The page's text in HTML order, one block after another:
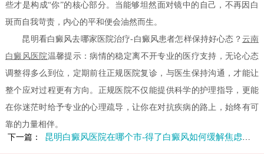
些才是构成“你”的核心部分。当能够坦然面对镜中的自己，不再因白
斑而自我苛责，内心的平和便会油然而生。
昆明看白癜风去哪家医院治疗-白癜风患者怎样保持好心态？ 云南
白癜风医院温馨提示：病情的稳定离不开专业的医疗支持，无论心态
调整得多么到位，定期前往正规医院复诊，与医生保持沟通，才能让
整个应对过程更有方向。正规医院不仅能提供科学的护理指导，更能
在你迷茫时给予专业的心理疏导，让你在对抗疾病的路上，始终有可
靠的力量相伴。
下一篇：
昆明白癜风医院在哪个市-得了白癜风如何缓解焦虑情绪呢